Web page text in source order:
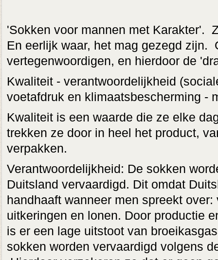
'Sokken voor mannen met Karakter'.
En eerlijk waar, het mag gezegd zijn.
vertegenwoordigen, en hierdoor de
Kwaliteit - verantwoordelijkheid
voetafdruk en klimaatsbescherming -
Kwaliteit is een waarde die ze elke
trekken ze door in heel het product,
verpakken.
Verantwoordelijkheid: De sokken
Duitsland vervaardigd. Dit omdat
handhaaft wanneer men spreekt
uitkeringen en lonen. Door productie
is er een lage uitstoot van
sokken worden vervaardigd volgens